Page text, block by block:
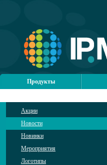
Продукты
Акции
Новости
Новинки
Мероприятия
Логотипы